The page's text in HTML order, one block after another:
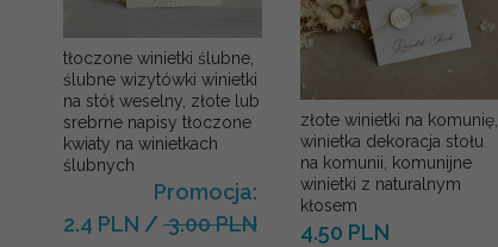
tłoczone winietki ślubne,
ślubne wizytówki winietki
na stół weselny, złote lub
srebrne napisy tłoczone
kwiaty na winietkach
ślubnych
Promocja:
2.4 PLN / 3.00 PLN
złote winietki na komunię,
winietka dekoracja stołu
na komunii, komunijne
winietki z naturalnym
kłosem
4.50 PLN